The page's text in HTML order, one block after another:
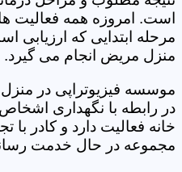
است. امروزه همه فعالیت
مرحله ابتدایی که ارزیابی
منزل مریض انجام می گیرد.
موسسه فیزیوتراپی در
در رابطه با نگهداری
خانه فعالیت دارد و کادر
مجموعه در حال خدمت